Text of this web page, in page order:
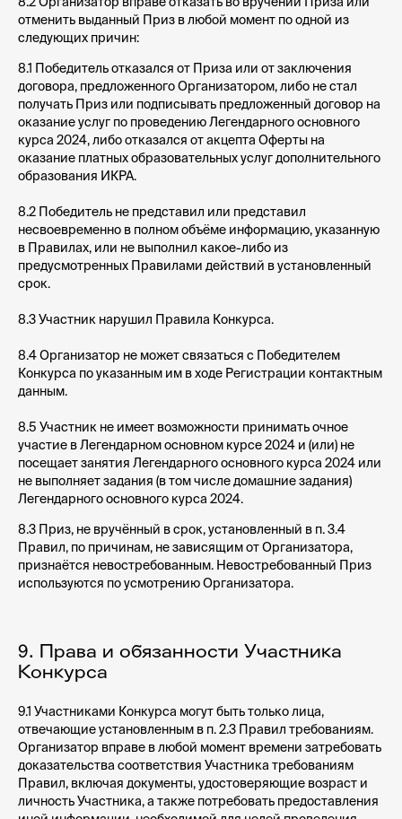
8.2 Организатор вправе отказать во вручении Приза или
отменить выданный Приз в любой момент по одной из
следующих причин:
8.1 Победитель отказался от Приза или от заключения
договора, предложенного Организатором, либо не стал
получать Приз или подписывать предложенный договор на
оказание услуг по проведению Легендарного основного
курса 2024, либо отказался от акцепта Оферты на
оказание платных образовательных услуг дополнительного
образования ИКРА.
8.2 Победитель не представил или представил
несвоевременно в полном объёме информацию, указанную
в Правилах, или не выполнил какое-либо из
предусмотренных Правилами действий в установленный
срок.
8.3 Участник нарушил Правила Конкурса.
8.4 Организатор не может связаться с Победителем
Конкурса по указанным им в ходе Регистрации контактным
данным.
8.5 Участник не имеет возможности принимать очное
участие в Легендарном основном курсе 2024 и (или) не
посещает занятия Легендарного основного курса 2024 или
не выполняет задания (в том числе домашние задания)
Легендарного основного курса 2024.
8.3 Приз, не вручённый в срок, установленный в п. 3.4
Правил, по причинам, не зависящим от Организатора,
признаётся невостребованным. Невостребованный Приз
используются по усмотрению Организатора.
9. Права и обязанности Участника
Конкурса
9.1 Участниками Конкурса могут быть только лица,
отвечающие установленным в п. 2.3 Правил требованиям.
Организатор вправе в любой момент времени затребовать
доказательства соответствия Участника требованиям
Правил, включая документы, удостоверяющие возраст и
личность Участника, а также потребовать предоставления